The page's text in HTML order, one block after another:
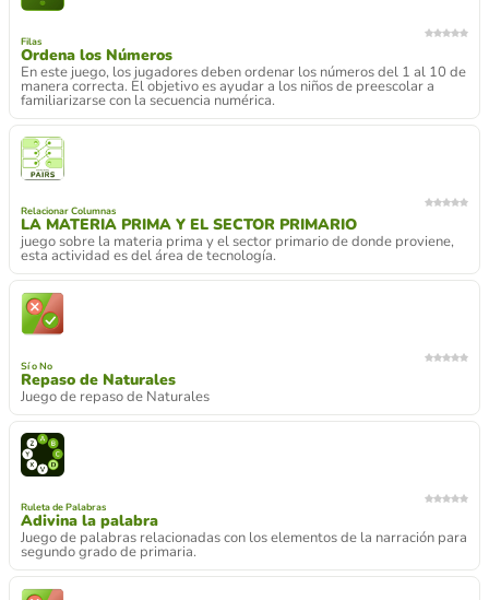
Filas
Ordena los Números
En este juego, los jugadores deben ordenar los números del 1 al 10 de
manera correcta. El objetivo es ayudar a los niños de preescolar a
familiarizarse con la secuencia numérica.
Relacionar Columnas
LA MATERIA PRIMA Y EL SECTOR PRIMARIO
juego sobre la materia prima y el sector primario de donde proviene,
esta actividad es del área de tecnología.
Sí o No
Repaso de Naturales
Juego de repaso de Naturales
Ruleta de Palabras
Adivina la palabra
Juego de palabras relacionadas con los elementos de la narración para
segundo grado de primaria.